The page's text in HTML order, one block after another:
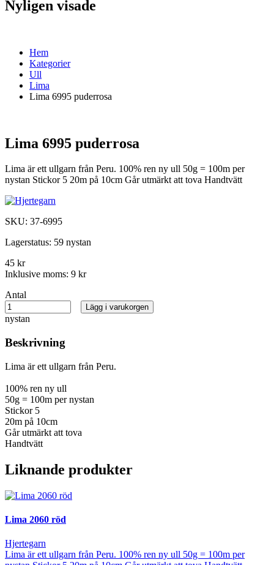
Nyligen visade
Hem
Kategorier
Ull
Lima
Lima 6995 puderrosa
Lima 6995 puderrosa
Lima är ett ullgarn från Peru. 100% ren ny ull 50g = 100m per
nystan Stickor 5 20m på 10cm Går utmärkt att tova Handtvätt
SKU: 37-6995
Lagerstatus: 59 nystan
45 kr
Inklusive moms: 9 kr
Antal
nystan
Lägg i varukorgen
Beskrivning
Lima är ett ullgarn från Peru.
100% ren ny ull
50g = 100m per nystan
Stickor 5
20m på 10cm
Går utmärkt att tova
Handtvätt
Liknande produkter
Lima 2060 röd
Hjertegarn
Lima är ett ullgarn från Peru. 100% ren ny ull 50g = 100m per